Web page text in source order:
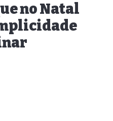
no Natal